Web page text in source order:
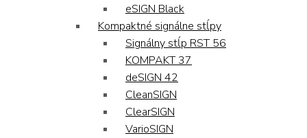
eSIGN Black
Kompaktné signálne stĺpy
Signálny stĺp RST 56
KOMPAKT 37
deSIGN 42
CleanSIGN
ClearSIGN
VarioSIGN